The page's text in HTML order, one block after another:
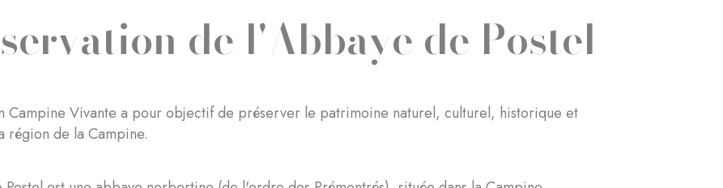
de l'Abbaye de Postel
Campine Vivante a pour objectif de préserver le patrimoine naturel, culturel, historique et
région de la Campine.